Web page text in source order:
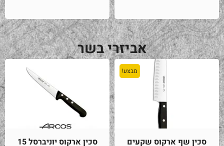
אביזרי בשר
מבצע!
סכין שף ארקוס שקעים
סכין ארקוס יוניברסל 15